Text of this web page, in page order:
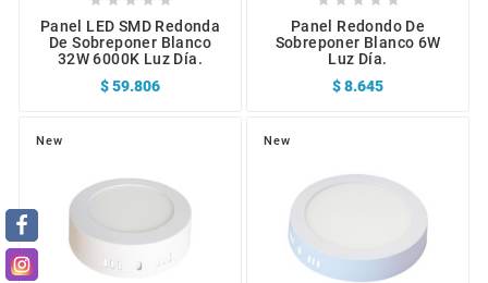
Panel LED SMD Redonda
De Sobreponer Blanco
32W 6000K Luz Día.
$ 59.806
Panel Redondo De
Sobreponer Blanco 6W
Luz Día.
$ 8.645
New New